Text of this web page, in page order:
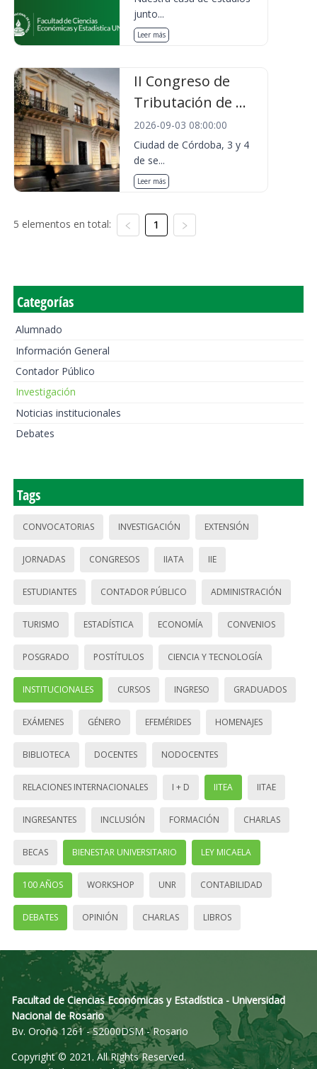
junto...
Leer más
II Congreso de
Tributación de ...
2026-09-03 08:00:00
Ciudad de Córdoba, 3 y 4
de se...
Leer más
5 elementos en total: 1
Categorías
Alumnado
Información General
Contador Público
Investigación
Noticias institucionales
Debates
Tags
CONVOCATORIAS INVESTIGACIÓN EXTENSIÓN
JORNADAS CONGRESOS IIATA IIE
ESTUDIANTES CONTADOR PÚBLICO ADMINISTRACIÓN
TURISMO ESTADÍSTICA ECONOMÍA CONVENIOS
POSGRADO POSTÍTULOS CIENCIA Y TECNOLOGÍA
INSTITUCIONALES CURSOS INGRESO GRADUADOS
EXÁMENES GÉNERO EFEMÉRIDES HOMENAJES
BIBLIOTECA DOCENTES NODOCENTES
RELACIONES INTERNACIONALES I + D IITEA IITAE
INGRESANTES INCLUSIÓN FORMACIÓN CHARLAS
BECAS BIENESTAR UNIVERSITARIO LEY MICAELA
100 AÑOS WORKSHOP UNR CONTABILIDAD
DEBATES OPINIÓN CHARLAS LIBROS
Facultad de Ciencias Económicas y Estadística - Universidad
Nacional de Rosario
Bv. Oroño 1261 - S2000DSM - Rosario
Copyright © 2021. All Rights Reserved.